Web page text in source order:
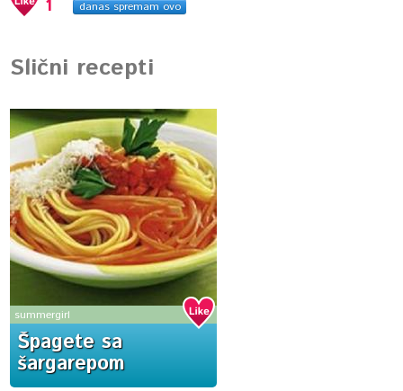
1 danas spremam ovo
Slični recepti
summergirl
Špagete sa
šargarepom